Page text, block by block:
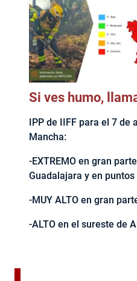
Si ves humo,
IPP de IIFF para el 7 de
Mancha:
-EXTREMO en gran
Guadalajara y en puntos
-MUY ALTO en gran
-ALTO en el sureste de